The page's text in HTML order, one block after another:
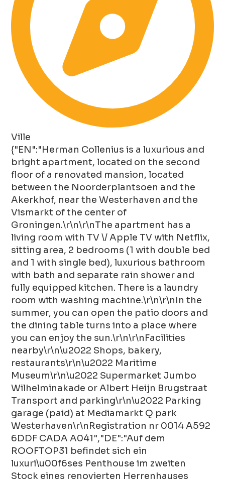
Ville
{"EN":"Herman Collenius is a luxurious and
bright apartment, located on the second
floor of a renovated mansion, located
between the Noorderplantsoen and the
Akerkhof, near the Westerhaven and the
Vismarkt of the center of
Groningen.\r\n\r\nThe apartment has a
living room with TV \/ Apple TV with Netflix,
sitting area, 2 bedrooms (1 with double bed
and 1 with single bed), luxurious bathroom
with bath and separate rain shower and
fully equipped kitchen. There is a laundry
room with washing machine.\r\n\r\nIn the
summer, you can open the patio doors and
the dining table turns into a place where
you can enjoy the sun.\r\n\r\nFacilities
nearby\r\n\u2022 Shops, bakery,
restaurants\r\n\u2022 Maritime
Museum\r\n\u2022 Supermarket Jumbo
Wilhelminakade or Albert Heijn Brugstraat
Transport and parking\r\n\u2022 Parking
garage (paid) at Mediamarkt Q park
Westerhaven\r\nRegistration nr 0014 A592
6DDF CADA A041","DE":"Auf dem
ROOFTOP31 befindet sich ein
luxuri\u00f6ses Penthouse im zweiten
Stock eines renovierten Herrenhauses